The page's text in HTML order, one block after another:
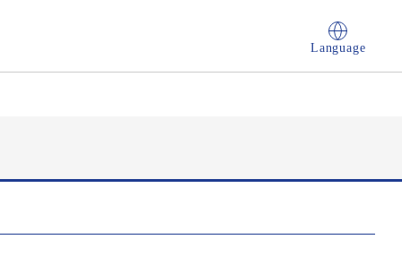
Language